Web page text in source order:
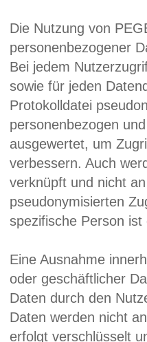
Die Nutzung von
personenbezogener
Bei jedem
sowie für jeden
Protokolldatei
personenbezogen
ausgewertet, um
verbessern. Auch
verknüpft und nicht
pseudonymisierten
spezifische Person
Eine Ausnahme
oder geschäftlicher
Daten durch den
Daten werden nicht
erfolgt verschlüsselt